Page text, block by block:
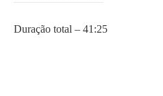
Duração total – 41:25